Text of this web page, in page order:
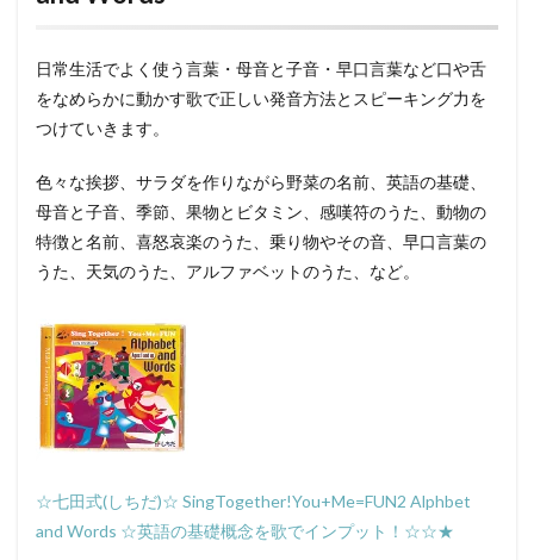
日常生活でよく使う言葉・母音と子音・早口言葉など口や舌
をなめらかに動かす歌で正しい発音方法とスピーキング力を
つけていきます。
色々な挨拶、サラダを作りながら野菜の名前、英語の基礎、
母音と子音、季節、果物とビタミン、感嘆符のうた、動物の
特徴と名前、喜怒哀楽のうた、乗り物やその音、早口言葉の
うた、天気のうた、アルファベットのうた、など。
☆七田式(しちだ)☆ SingTogether!You+Me=FUN2 Alphbet
and Words ☆英語の基礎概念を歌でインプット！☆☆★